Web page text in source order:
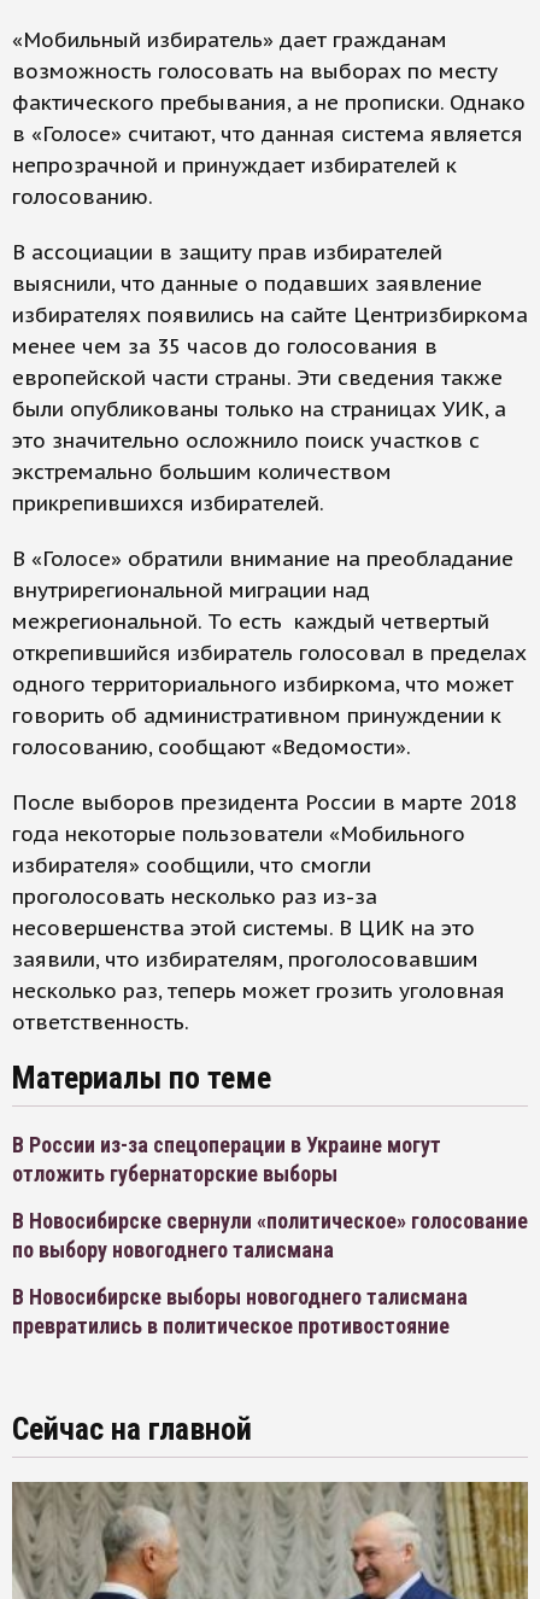
«Мобильный избиратель» дает гражданам
возможность голосовать на выборах по месту
фактического пребывания, а не прописки. Однако
в «Голосе» считают, что данная система является
непрозрачной и принуждает избирателей к
голосованию.
В ассоциации в защиту прав избирателей
выяснили, что данные о подавших заявление
избирателях появились на сайте Центризбиркома
менее чем за 35 часов до голосования в
европейской части страны. Эти сведения также
были опубликованы только на страницах УИК, а
это значительно осложнило поиск участков с
экстремально большим количеством
прикрепившихся избирателей.
В «Голосе» обратили внимание на преобладание
внутрирегиональной миграции над
межрегиональной. То есть каждый четвертый
открепившийся избиратель голосовал в пределах
одного территориального избиркома, что может
говорить об административном принуждении к
голосованию, сообщают «Ведомости».
После выборов президента России в марте 2018
года некоторые пользователи «Мобильного
избирателя» сообщили, что смогли
проголосовать несколько раз из-за
несовершенства этой системы. В ЦИК на это
заявили, что избирателям, проголосовавшим
несколько раз, теперь может грозить уголовная
ответственность.
Материалы по теме
В России из-за спецоперации в Украине могут
отложить губернаторские выборы
В Новосибирске свернули «политическое» голосование
по выбору новогоднего талисмана
В Новосибирске выборы новогоднего талисмана
превратились в политическое противостояние
Сейчас на главной